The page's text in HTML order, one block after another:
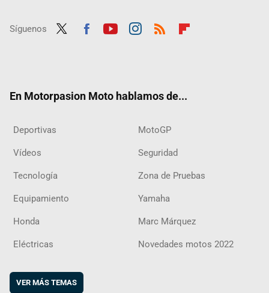
Síguenos
En Motorpasion Moto hablamos de...
Deportivas MotoGP
Vídeos Seguridad
Tecnología Zona de Pruebas
Equipamiento Yamaha
Honda Marc Márquez
Eléctricas Novedades motos 2022
VER MÁS TEMAS